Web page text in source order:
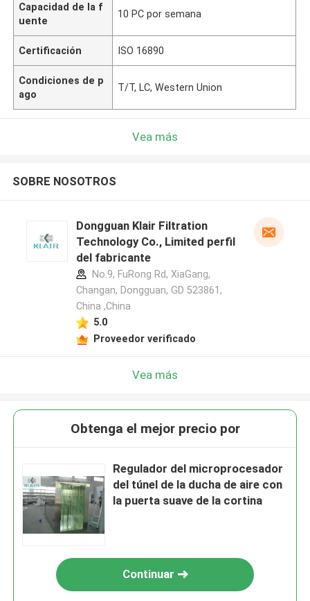
Capacidad de la f
uente
10 PC por semana
Certificación ISO 16890
Condiciones de p
ago
T/T, LC, Western Union
Vea más
SOBRE NOSOTROS
Dongguan Klair Filtration
Technology Co., Limited perfil
del fabricante
No.9, FuRong Rd, XiaGang,
Changan, Dongguan, GD 523861,
China ,China
5.0
Proveedor verificado
Vea más
Obtenga el mejor precio por
Regulador del microprocesador
del túnel de la ducha de aire con
la puerta suave de la cortina
Continuar